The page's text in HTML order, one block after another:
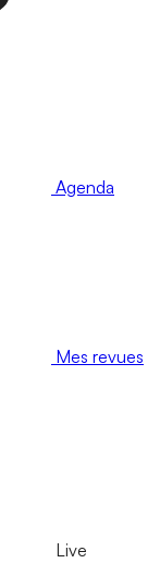
Agenda
Mes revues
Live